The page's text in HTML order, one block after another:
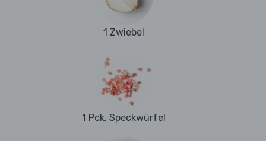
1 Zwiebel
1 Pck. Speckwürfel